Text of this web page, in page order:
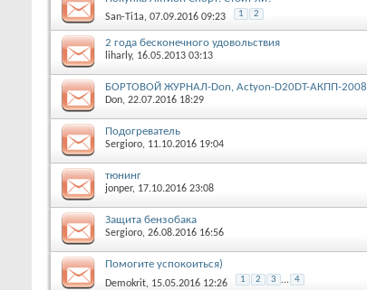
San-Ti1a, 07.09.2016 09:23 1 2
2 года бесконечного удовольствия
liharly, 16.05.2013 03:13
БОРТОВОЙ ЖУРНАЛ-Don, Actyon-D20DT-АКПП-2008
Don, 22.07.2016 18:29
Подогреватель
Sergioro, 11.10.2016 19:04
тюнинг
jonper, 17.10.2016 23:08
Защита бензобака
Sergioro, 26.08.2016 16:56
Помогите успокоиться)
Demokrit, 15.05.2016 12:26 1 2 3 ... 4